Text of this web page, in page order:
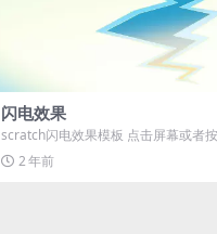
闪电效果
scratch闪电效果模板 点击屏幕或者
演示
2 年前